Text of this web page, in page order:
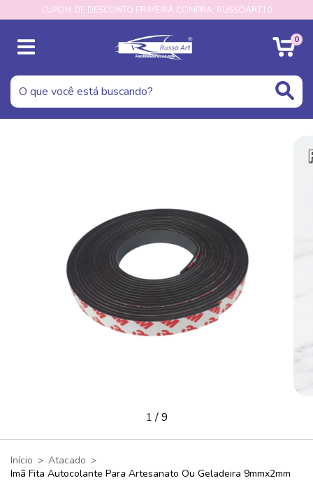
CUPOM DE DESCONTO PRIMEIRA COMPRA: RUSSOART10
0
1/9
Início > Atacado >
Imã Fita Autocolante Para Artesanato Ou Geladeira 9mmx2mm